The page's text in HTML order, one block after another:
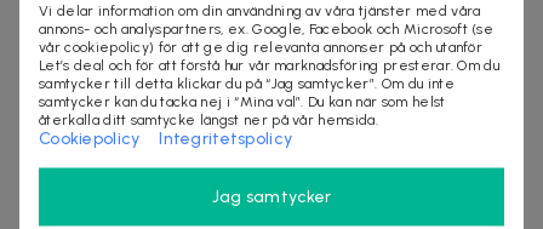
Säljes av
Nordmagasinet.com
Organisationsnummer:556905-5238
Vi delar information om din användning av våra tjänster med våra
annons- och analyspartners, ex. Google, Facebook och Microsoft (se
vår cookiepolicy) för att ge dig relevanta annonser på och utanför
Let’s deal och för att förstå hur vår marknadsföring presterar. Om du
samtycker till detta klickar du på “Jag samtycker”. Om du inte
samtycker kan du tacka nej i “Mina val”. Du kan när som helst
återkalla ditt samtycke längst ner på vår hemsida.
Cookiepolicy Integritetspolicy
Jag samtycker